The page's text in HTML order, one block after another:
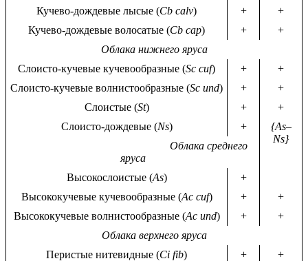
Кучево-дождевые лысые (Cb calv) +
+
Кучево-дождевые волосатые (Cb cap) +
+
Облака нижнего яруса
Слоисто-кучевые кучевообразные (Sc cuf) +
+
Слоисто-кучевые волнистообразные (Sc und) +
+
Слоистые (St) +
+
Слоисто-дождевые (Ns) +
{As–
Ns}
Облака среднего
яруса
Высокослоистые (As)
+
Высококучевые кучевообразные (Ac cuf) +
+
Высококучевые волнистообразные (Ac und) +
+
Облака верхнего яруса
Перистые нитевидные (Ci fib) +
+